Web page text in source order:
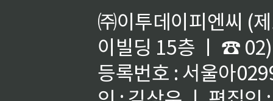
㈜이투데이피엔씨 (
이빌딩 15층 ㅣ ☎
등록번호 : 서울아